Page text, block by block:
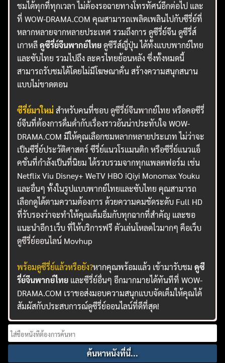
ชมได้ทุกที่ทุกเวลา ไม่ต้องรอฉายทางโทรทัศน์อีกต่อไป และ
ที่ WOW-DRAMA.COM คุณสามารถเพลิดเพลินไปกับซีรี่ย์ที่
หลากหลายจากหลายประเทศ รวมถึงการ ดูซีรี่ย์จีน ดูซีรี่ส์
เกาหลีดูซีรี่ย์จีนพากย์ไทยดูซีรีส์ญี่ปุ่น ได้ทั้งแบบพากย์ไทย
และซับไทย รวมไปถึง ละครไทยย้อนหลัง ซึ่งทั้งหมดนี้
สามารถรับชมได้โดยไม่มีโฆษณาคั่น สร้างความสนุกสนาน
แบบไม่ขาดตอน
ซีรี่ย์มาใหม่ สำหรับคนที่ชอบดูซีรี่ย์จีนพากย์ไทย หรือคอซีรี่
ย์จีนที่ต้องการดื่มด่ำกับเรื่องราวอันน่าประทับใจ WOW-
DRAMA.COM มีให้คุณเลือกชมหลากหลายประเภท ไม่ว่าจะ
เป็นซีรี่ย์ประวัติศาสตร์ ซีรี่ย์แนวโรแมนติก หรือซีรี่ย์แนวแอ็
คชั่นที่กำลังเป็นที่นิยม ได้รวบรวมจากทุกแพลตฟอร์ม เช่น
Netflix Viu Disney+ WeTV HBO iQiyi Monomax Youku
และอื่นๆ ทั้งในรูปแบบพากย์ไทยและซับไทย คุณสามารถ
เลือกดูได้ตามความต้องการ ด้วยความคมชัดระดับ Full HD
ที่รับรองว่าจะทำให้คุณเต็มอิ่มกับทุกฉากที่สำคัญ และขอ
แนะนำอีก1เว็บ ที่ให้บริการฟรี ตัวเล่นโหลดไวมากๆ คือเว็บ
ดูซีรี่ย์ออนไลน์ Movhup
พร้อมดูซีรี่ย์แล้วหรือยัง?หากคุณพร้อมแล้ว เข้ามารับชมดูซี
รี่ย์จีนพากย์ไทย และซีรี่ย์อื่นๆ อีกมากมายได้ทันทีที่ WOW-
DRAMA.COM เราขอส่งมอบความสนุกแบบจัดเต็มให้คุณได้
สัมผัสกับประสบการณ์ดูซีรี่ย์ออนไลน์ที่ดีที่สุด!
Search
for: